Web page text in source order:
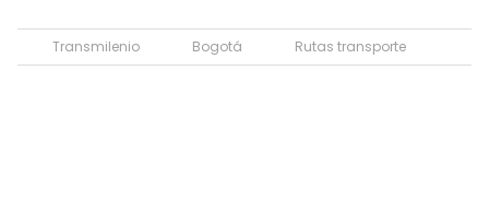
Transmilenio Bogotá Rutas transporte